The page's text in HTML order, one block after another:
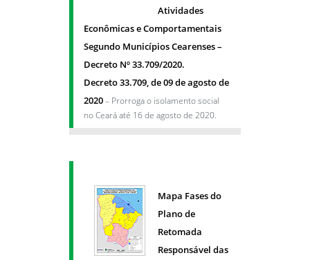
Atividades
Econômicas e Comportamentais
Segundo Municípios Cearenses –
Decreto Nº 33.709/2020.
Decreto 33.709, de 09 de agosto de
2020– Prorroga o isolamento social
no Ceará até 16 de agosto de 2020.
Mapa Fases do
Plano de
Retomada
Responsável das